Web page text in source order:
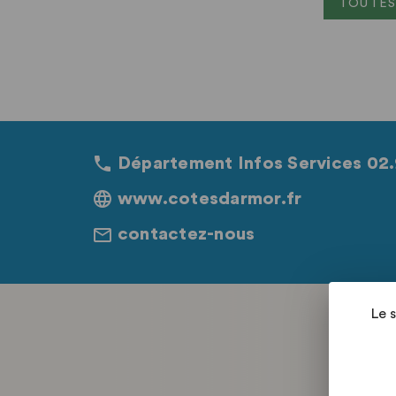
Département Infos Services
www.cotesdarmor.fr
contactez-nous
Le